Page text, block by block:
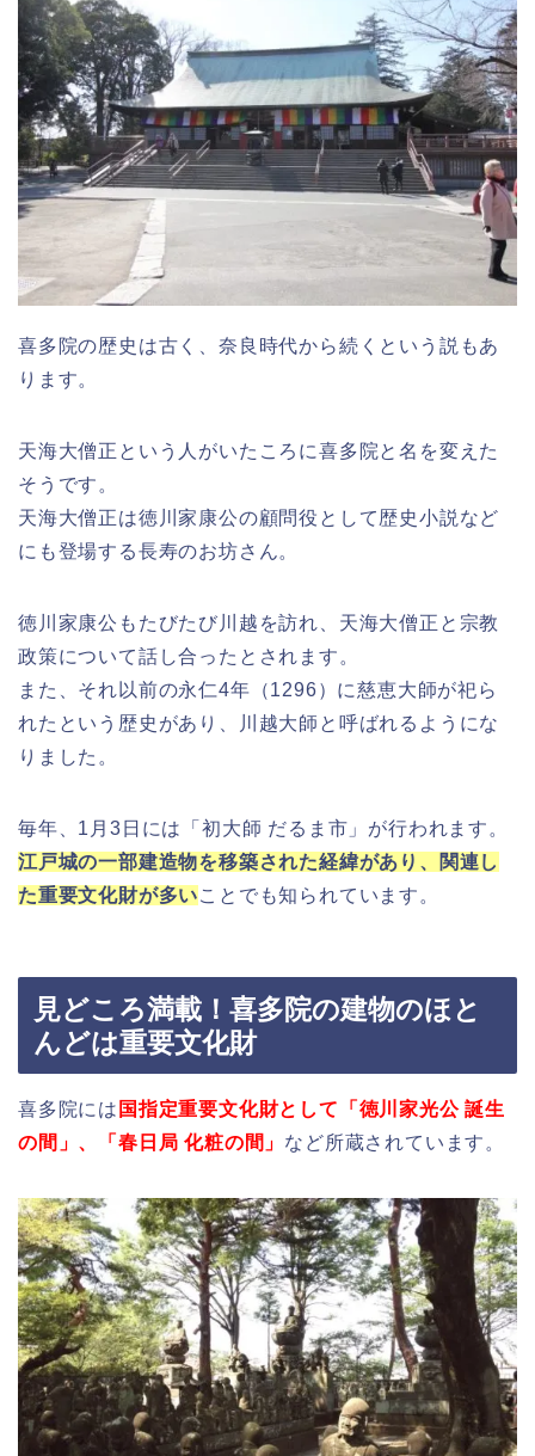
喜多院の歴史は古く、奈良時代から続くという説もあ
ります。
天海大僧正という人がいたころに喜多院と名を変えた
そうです。
天海大僧正は徳川家康公の顧問役として歴史小説など
にも登場する長寿のお坊さん。
徳川家康公もたびたび川越を訪れ、天海大僧正と宗教
政策について話し合ったとされます。
また、それ以前の永仁4年（1296）に慈恵大師が祀ら
れたという歴史があり、川越大師と呼ばれるようにな
りました。
毎年、1月3日には「初大師 だるま市」が行われます。
江戸城の一部建造物を移築された経緯があり、関連し
た重要文化財が多いことでも知られています。
見どころ満載！喜多院の建物のほと
んどは重要文化財
喜多院には 国指定重要文化財として「徳川家光公 誕生
の間」、「春日局 化粧の間」 など所蔵されています。